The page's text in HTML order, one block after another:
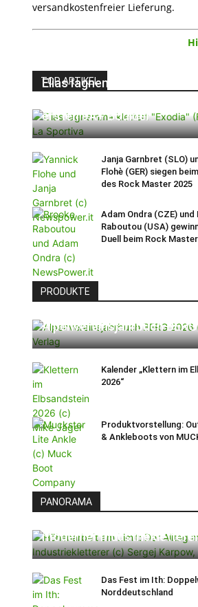
versandkostenfreier Lieferung.
TOP ARTIKEL
Elias Iagnemma klettert
ersten 9A+ Boulder
Janja Garnbret (SLO)
Flohè (GER) siegen
des Rock Master 2025
Adam Ondra (CZE) und
Raboutou (USA)
Duell beim Rock
PRODUKTE
Alpenvereinsjahrbuch
Kalender „Klettern im
2026“
Produktvorstellung:
& Ankleboots von
PANORAMA
moderner
Das Fest im Ith:
Norddeutschland